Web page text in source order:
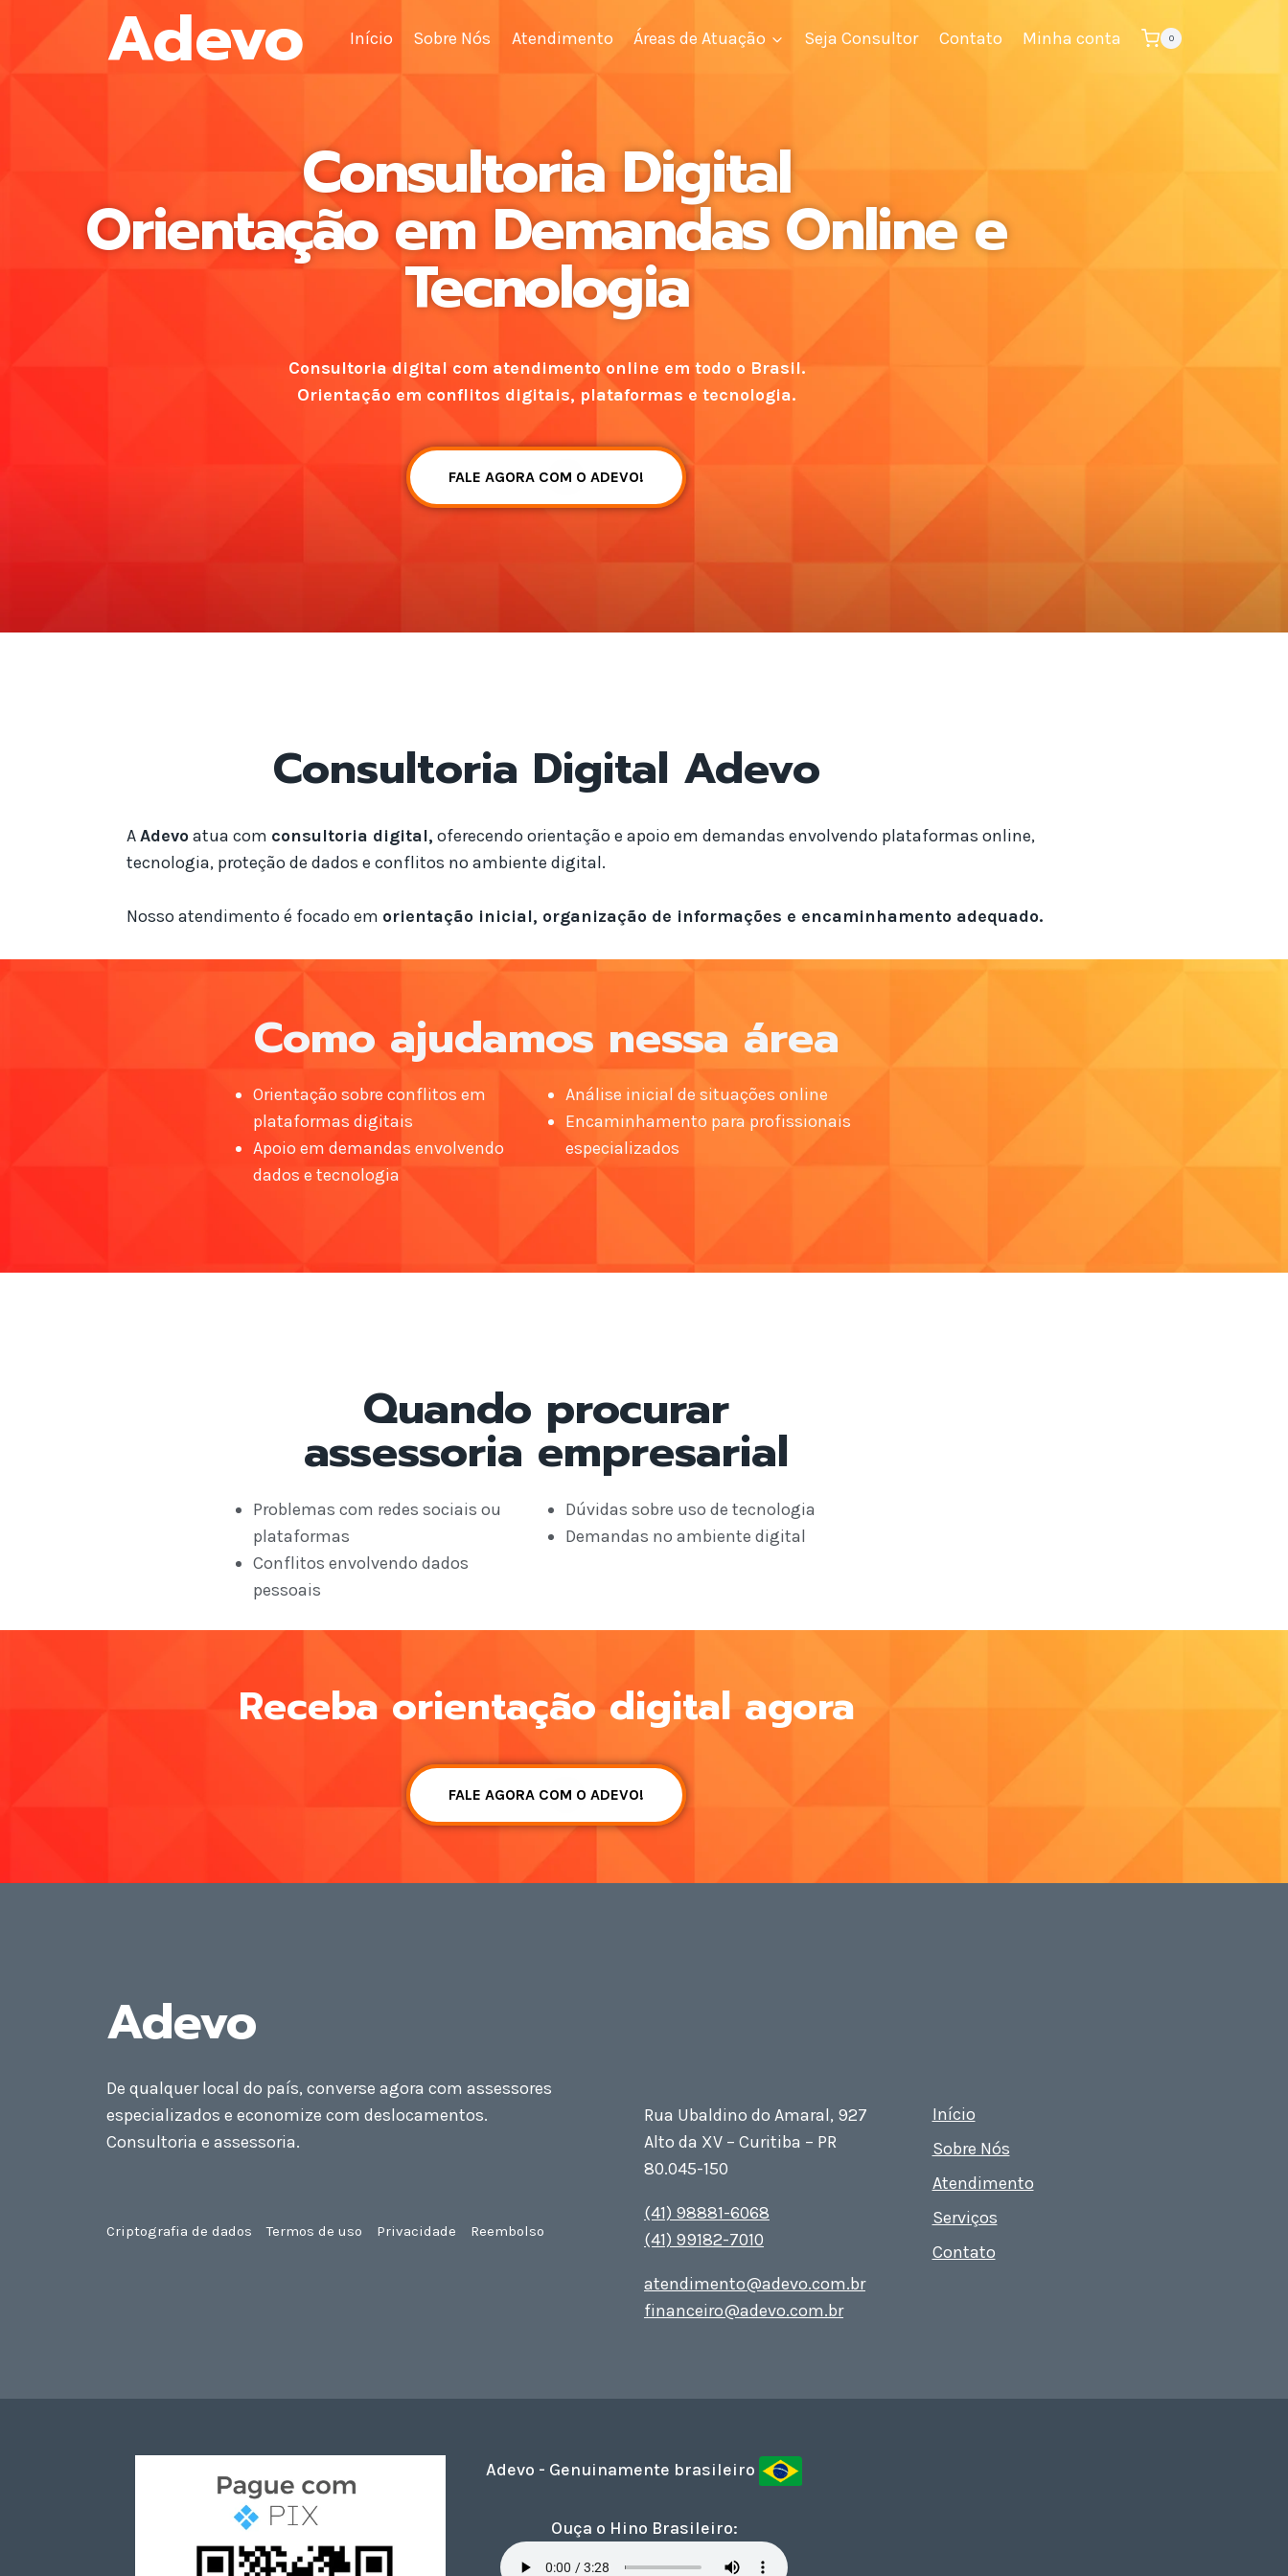
Adevo Início Sobre Nós Atendimento Áreas de Atuação Seja Consultor Contato Minha conta 0
Consultoria Digital
Orientação em Demandas Online e
Tecnologia
Consultoria digital com atendimento online em todo o Brasil.
Orientação em conflitos digitais, plataformas e tecnologia.
FALE AGORA COM O ADEVO!
Consultoria Digital Adevo
AAdevoatua com consultoria digital, oferecendo orientação e apoio em demandas envolvendo plataformas online,
tecnologia, proteção de dados e conflitos no ambiente digital.
Nosso atendimento é focado em orientação inicial, organização de informações e encaminhamento adequado.
Como ajudamos nessa área
Orientação sobre conflitos em
plataformas digitais
Apoio em demandas envolvendo
dados e tecnologia
Análise inicial de situações online
Encaminhamento para profissionais
especializados
Quando procurar
assessoria empresarial
Problemas com redes sociais ou
plataformas
Conflitos envolvendo dados
pessoais
Dúvidas sobre uso de tecnologia
Demandas no ambiente digital
Receba orientação digital agora
FALE AGORA COM O ADEVO!
Adevo
De qualquer local do país, converse agora com assessores
especializados e economize com deslocamentos.
Consultoria e assessoria.
Criptografia de dados Termos de uso Privacidade Reembolso
Rua Ubaldino do Amaral, 927
Alto da XV – Curitiba – PR
80.045-150
(41) 98881-6068
(41) 99182-7010
atendimento@adevo.com.br
financeiro@adevo.com.br
Início
Sobre Nós
Atendimento
Serviços
Contato
Adevo - Genuinamente brasileiro
Ouça o Hino Brasileiro: